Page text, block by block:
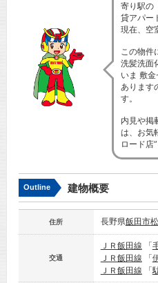
寄り駅の
貸アパー
現在、空
この物件
洗髪洗面
いま 敷
あります
す。
内見や掲
は、お気
ロード店
Outline 建物概要
住所 長野県飯田市
交通
ＪＲ飯田線 「
ＪＲ飯田線 「
ＪＲ飯田線 「